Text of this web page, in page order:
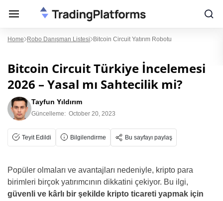
Home Robo Danışman Listesi Bitcoin Circuit Yatırım Robotu
Bitcoin Circuit Türkiye İncelemesi
2026 – Yasal mı Sahtecilik mi?
Tayfun Yıldırım
Güncelleme: October 20, 2023
Teyit Edildi Bilgilendirme Bu sayfayı paylaş
Popüler olmaları ve avantajları nedeniyle, kripto para
birimleri birçok yatırımcının dikkatini çekiyor. Bu ilgi,
güvenli ve kârlı bir şekilde kripto ticareti yapmak için